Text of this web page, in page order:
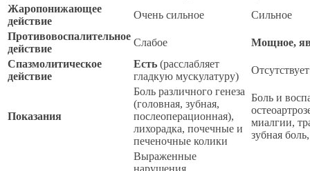
Жаропонижающее
действие
Очень сильное
Сильное
Противовоспалительное
действие
Слабое
Мощное,
Спазмолитическое
действие
Есть (расслабляет
гладкую мускулатуру)
Отсутствует
Показания
Боль различного генеза
(головная, зубная,
послеоперационная),
лихорадка, почечные и
печеночные колики
Боль и
миалгии,
зубная
Выраженные
нарушения